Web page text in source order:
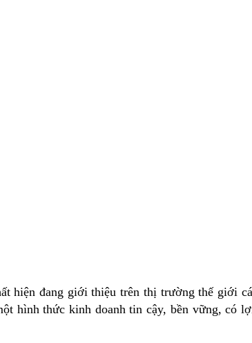
hiện đang giới thiệu trên thị trường thế giới
hình thức kinh doanh tin cậy, bền vững, có